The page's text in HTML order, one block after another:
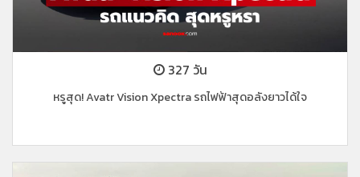
327 วัน
หรูสุด! Avatr Vision Xpectra รถไฟฟ้าสุดอลังยาวได้ใจ